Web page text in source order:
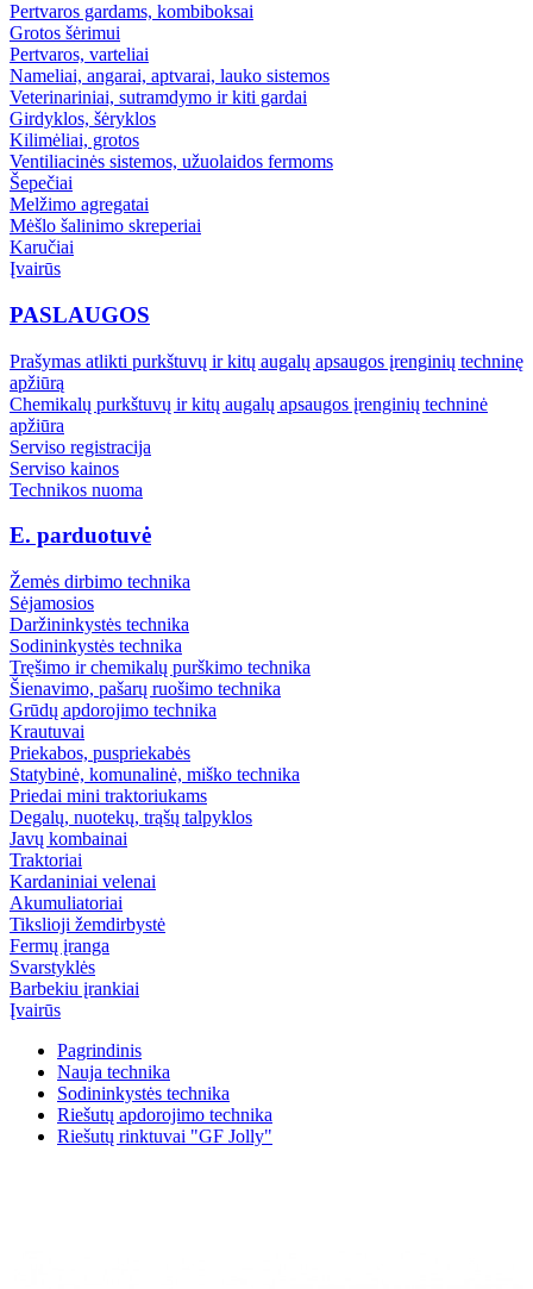
Pertvaros gardams, kombiboksai
Grotos šėrimui
Pertvaros, varteliai
Nameliai, angarai, aptvarai, lauko sistemos
Veterinariniai, sutramdymo ir kiti gardai
Girdyklos, šėryklos
Kilimėliai, grotos
Ventiliacinės sistemos, užuolaidos fermoms
Šepečiai
Melžimo agregatai
Mėšlo šalinimo skreperiai
Karučiai
Įvairūs
PASLAUGOS
Prašymas atlikti purkštuvų ir kitų augalų apsaugos įrenginių techninę
apžiūrą
Chemikalų purkštuvų ir kitų augalų apsaugos įrenginių techninė
apžiūra
Serviso registracija
Serviso kainos
Technikos nuoma
E. parduotuvė
Žemės dirbimo technika
Sėjamosios
Daržininkystės technika
Sodininkystės technika
Tręšimo ir chemikalų purškimo technika
Šienavimo, pašarų ruošimo technika
Grūdų apdorojimo technika
Krautuvai
Priekabos, puspriekabės
Statybinė, komunalinė, miško technika
Priedai mini traktoriukams
Degalų, nuotekų, trąšų talpyklos
Javų kombainai
Traktoriai
Kardaniniai velenai
Akumuliatoriai
Tikslioji žemdirbystė
Fermų įranga
Svarstyklės
Barbekiu įrankiai
Įvairūs
Pagrindinis
Nauja technika
Sodininkystės technika
Riešutų apdorojimo technika
Riešutų rinktuvai "GF Jolly"